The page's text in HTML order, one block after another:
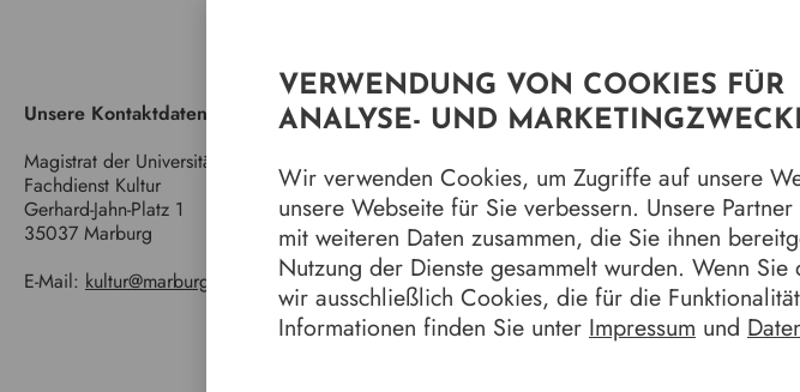
VERWENDUNG VON COOKIES FÜR
ANALYSE- UND
Wir verwenden Cookies, um Zugriffe auf unsere
unsere Webseite für Sie verbessern. Unsere
mit weiteren Daten zusammen, die Sie ihnen
Nutzung der Dienste gesammelt wurden. Wenn
wir ausschließlich Cookies, die für die
Informationen finden Sie unter Impressum und
Unsere Kontaktdaten
Magistrat der Universitätsstadt Marburg
Fachdienst Kultur
Gerhard-Jahn-Platz 1
35037 Marburg
E-Mail: kultur@marburg-stadt.de
Quicklinks
Jahrhundertgalerie
Marburger Kameramuseum
8 Jahrhunderte in 8 Objekten
Stadtgeschichten
Wir alle sind Marburg - 50 Jahre
Stück für Stück
Stadtgeschichte*n
Galerie der Marburger